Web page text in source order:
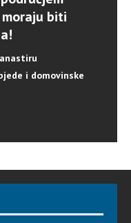
biti
i domovinske